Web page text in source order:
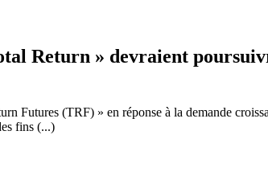
Return » devraient
Futures (TRF) » en réponse à la demande
fins (...)